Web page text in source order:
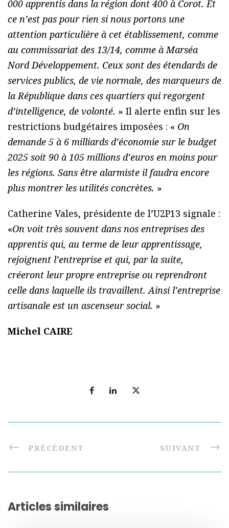
000 apprentis dans la région dont 400 à Corot. Et
ce n’est pas pour rien si nous portons une
attention particulière à cet établissement, comme
au commissariat des 13/14, comme à Marséa
Nord Développement. Ceux sont des étendards de
services publics, de vie normale, des marqueurs de
la République dans ces quartiers qui regorgent
d’intelligence, de volonté. » Il alerte enfin sur les
restrictions budgétaires imposées : « On
demande 5 à 6 milliards d’économie sur le budget
2025 soit 90 à 105 millions d’euros en moins pour
les régions. Sans être alarmiste il faudra encore
plus montrer les utilités concrètes. »
Catherine Vales, présidente de l’U2P13 signale :
«On voit très souvent dans nos entreprises des
apprentis qui, au terme de leur apprentissage,
rejoignent l’entreprise et qui, par la suite,
créeront leur propre entreprise ou reprendront
celle dans laquelle ils travaillent. Ainsi l’entreprise
artisanale est un ascenseur social. »
Michel CAIRE
PRÉCÉDENT SUIVANT
Articles similaires